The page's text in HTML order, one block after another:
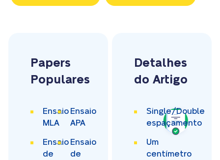
Papers
Populares
Ensaio
MLA
Ensaio
APA
Ensaio
de
Ensaio
de
Detalhes
do Artigo
Single/Double
espaçamento
Um
centímetro